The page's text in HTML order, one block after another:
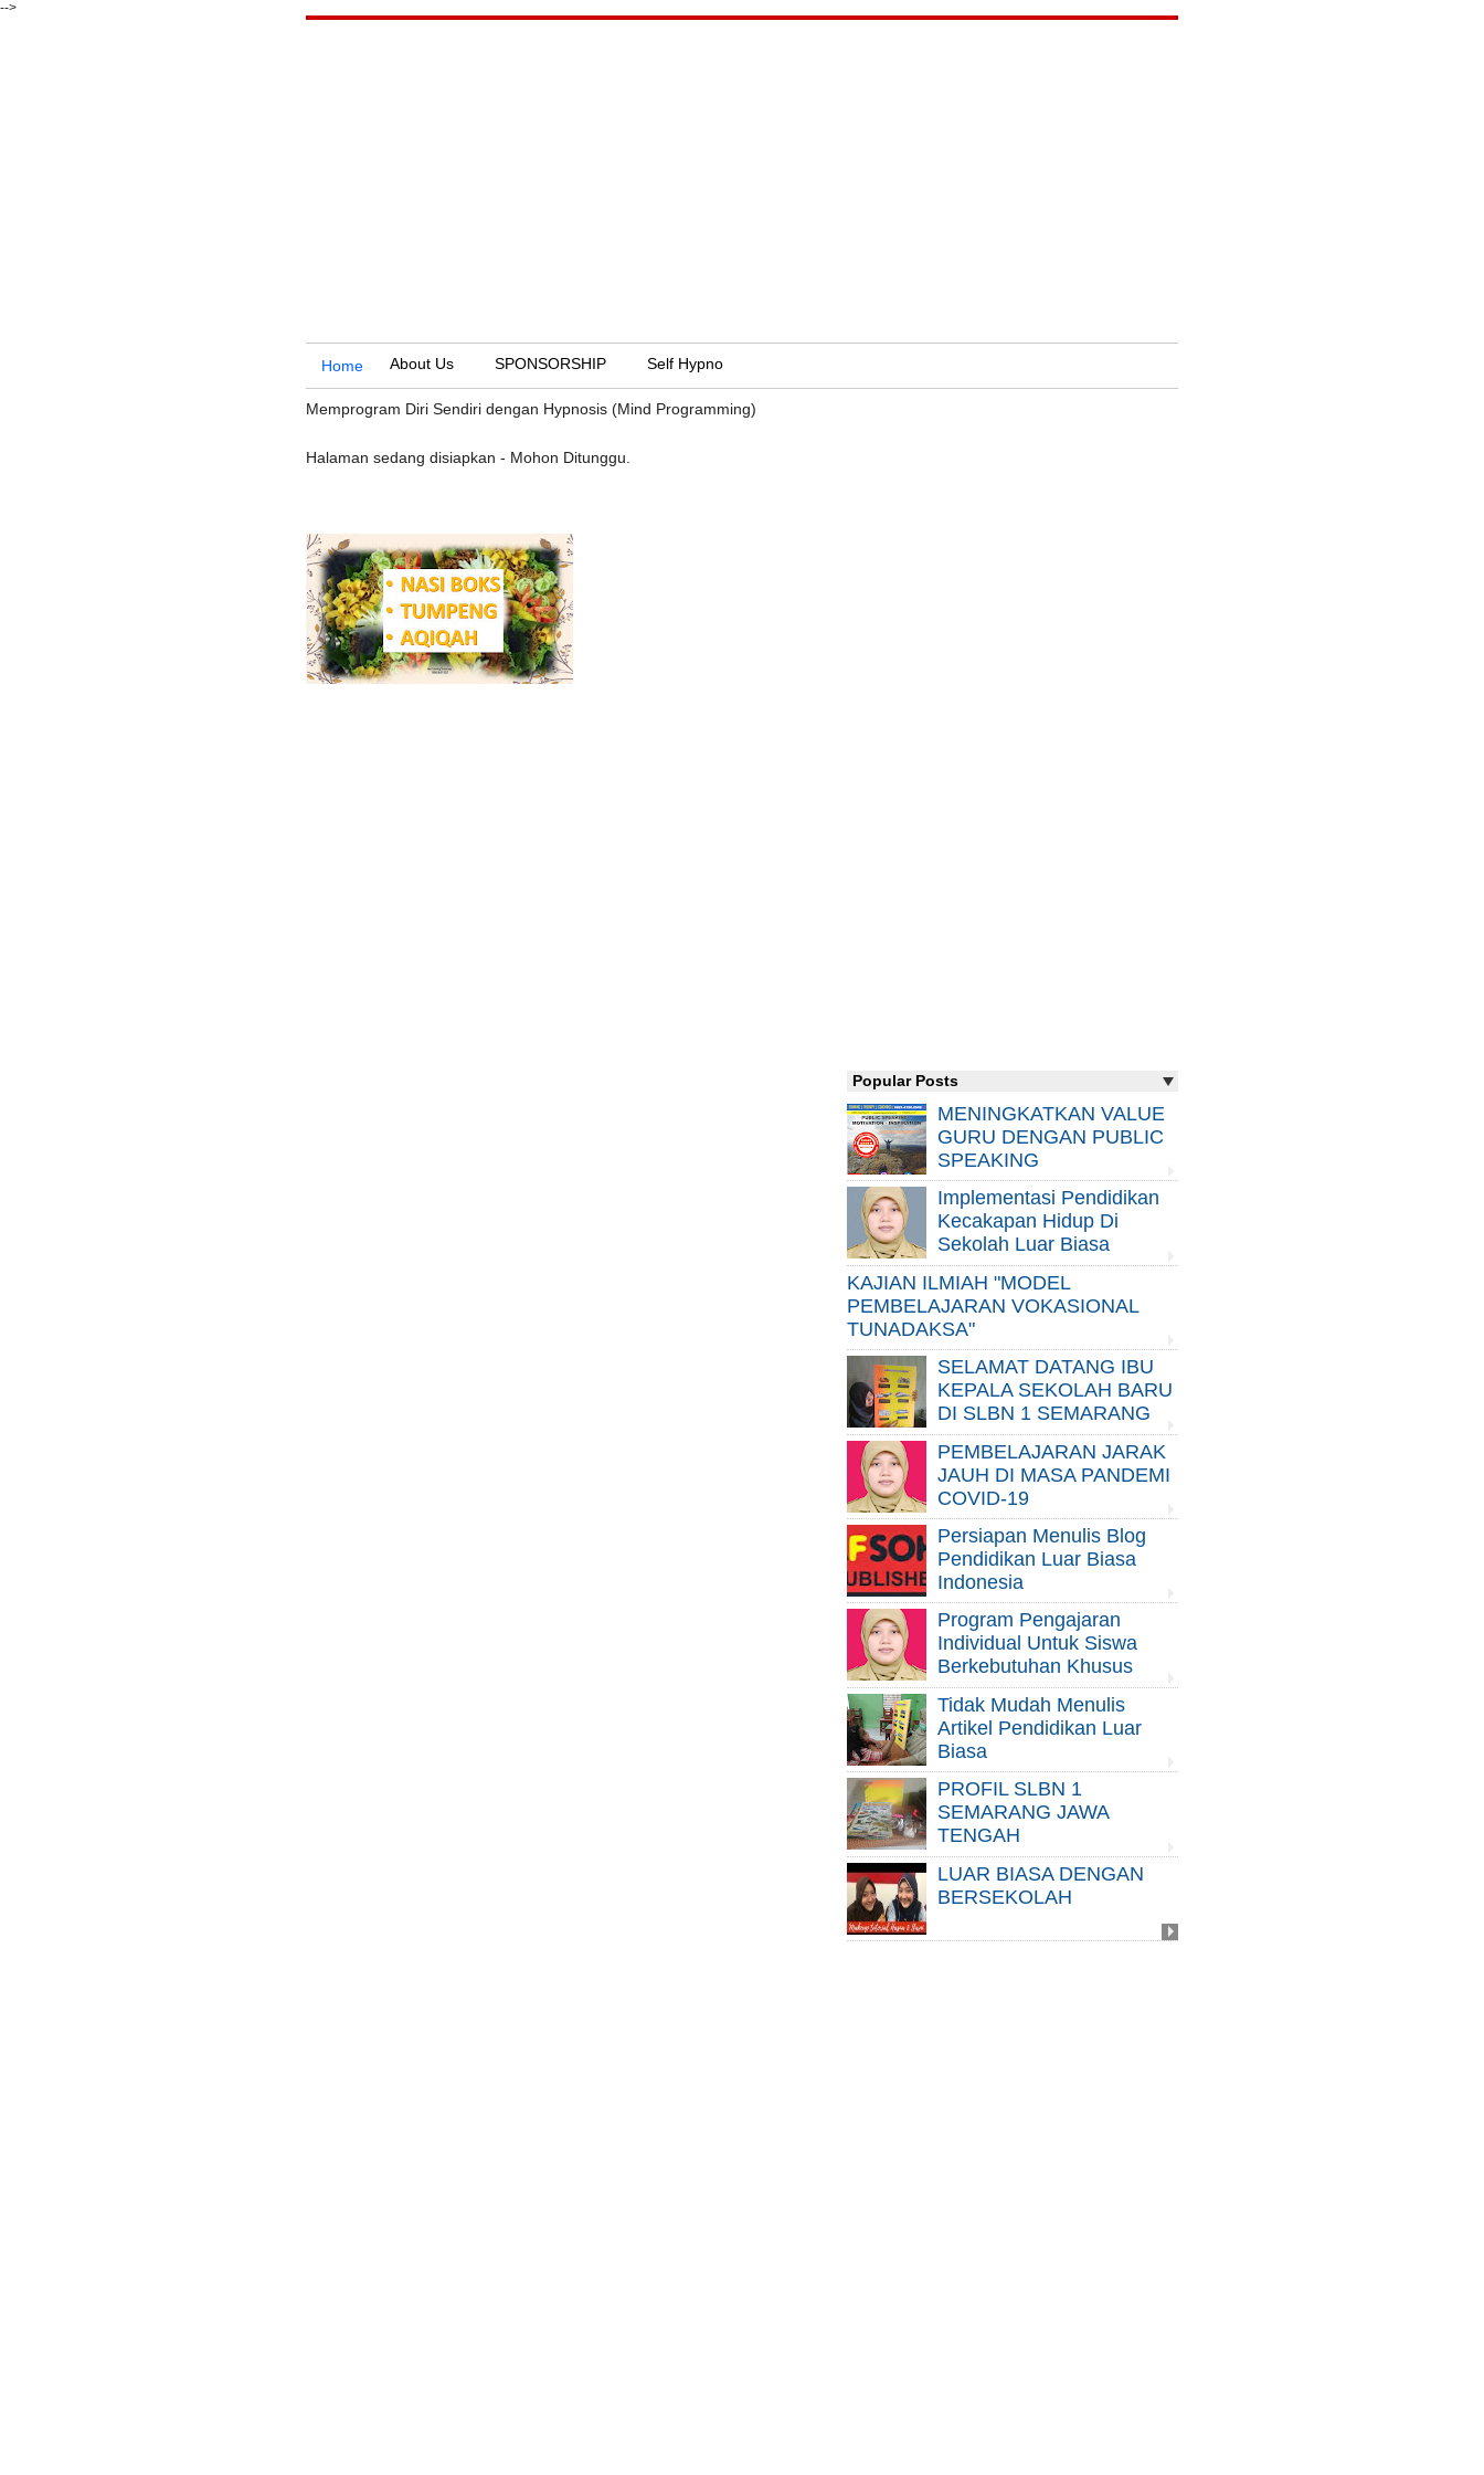
-->
Home About Us SPONSORSHIP Self Hypno
Memprogram Diri Sendiri dengan Hypnosis (Mind Programming)
Halaman sedang disiapkan - Mohon Ditunggu.
Popular Posts
MENINGKATKAN VALUE
GURU DENGAN PUBLIC
SPEAKING
Implementasi Pendidikan
Kecakapan Hidup Di
Sekolah Luar Biasa
KAJIAN ILMIAH "MODEL
PEMBELAJARAN VOKASIONAL
TUNADAKSA"
SELAMAT DATANG IBU
KEPALA SEKOLAH BARU
DI SLBN 1 SEMARANG
PEMBELAJARAN JARAK
JAUH DI MASA PANDEMI
COVID-19
Persiapan Menulis Blog
Pendidikan Luar Biasa
Indonesia
Program Pengajaran
Individual Untuk Siswa
Berkebutuhan Khusus
Tidak Mudah Menulis
Artikel Pendidikan Luar
Biasa
PROFIL SLBN 1
SEMARANG JAWA
TENGAH
LUAR BIASA DENGAN
BERSEKOLAH